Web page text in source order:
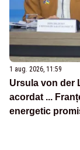
1 aug. 2026, 11:59
Ursula von der
acordat ...
energetic